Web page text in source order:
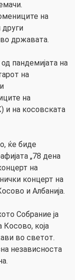
на
државата.
пандемијата на
на
на
и на косовската
ќе биде
„78 дена
на
концерт на
и Албанија.
Собрание ја
Косово, која
во светот.
независноста